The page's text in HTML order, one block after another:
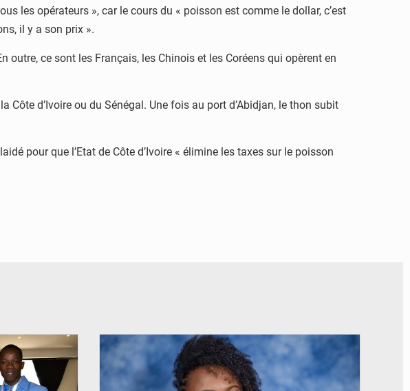
les opérateurs », car le cours du « poisson est comme le dollar, c’est
il y a son prix ».
ce sont les Français, les Chinois et les Coréens qui opèrent en
Côte d’Ivoire ou du Sénégal. Une fois au port d’Abidjan, le thon subit
pour que l’Etat de Côte d’Ivoire « élimine les taxes sur le poisson